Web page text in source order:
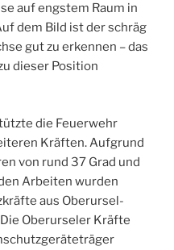
auf engstem Raum in
dem Bild ist der schräg
gut zu erkennen – das
dieser Position
die Feuerwehr
Kräften. Aufgrund
von rund 37 Grad und
Arbeiten wurden
aus Oberursel-
Oberurseler Kräfte